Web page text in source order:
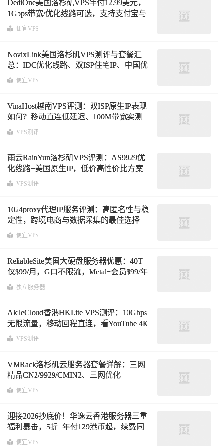
DediOne美国洛杉矶VPS年付12.99美元，
1Gbps带宽/优化线路可选，支持支付宝与
Paypal
便宜VPS
NovixLink美国洛杉矶VPS测评与套餐汇
总：IDC优化线路、双ISP住宅IP、中国优
化9929&CMIN2方案解析
便宜VPS
VinaHost越南VPS评测：双ISP原生IP表现
如何？移动直连低延迟、100M带宽实测
解析
VPS测评
雨云RainYun洛杉矶VPS评测：AS9929优
化线路+美国原生IP，低价高性价比方案
解析
VPS测评
1024proxy代理IP服务评测：高匿名性与稳
定性，跨境电商与数据采集的最佳选择
便宜VPS
ReliableSite美国大硬盘服务器优惠：40T
仅$99/月，G口不限流，Metal+会员$99/年
升级更省钱
独立服务器
AkileCloud香港HKLite VPS测评：10Gbps
无限流量，移动回程直连，看YouTube 4K
速度21万+，流媒体DNS解锁实测
VPS测评
VMRack洛杉矶云服务器套餐详解：三网
精品CN2/9929/CMIN2、三网优化
163/10099/CMI、美国原生Cogent/Arelion
便宜VPS
迎接2026抄底价！华逸云香港服务器三重
福利暴击，5折+年付129港币起，续费同
价！CN2、BGP线路可选
便宜VPS